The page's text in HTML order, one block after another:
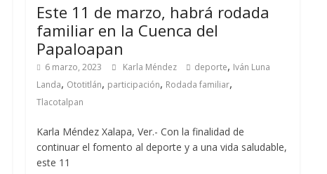
Este 11 de marzo, habrá rodada
familiar en la Cuenca del
Papaloapan
6 marzo, 2023 Karla Méndez deporte, Iván Luna
Landa, Ototitlán, participación, Rodada familiar,
Tlacotalpan
Karla Méndez Xalapa, Ver.- Con la finalidad de
continuar el fomento al deporte y a una vida saludable,
este 11